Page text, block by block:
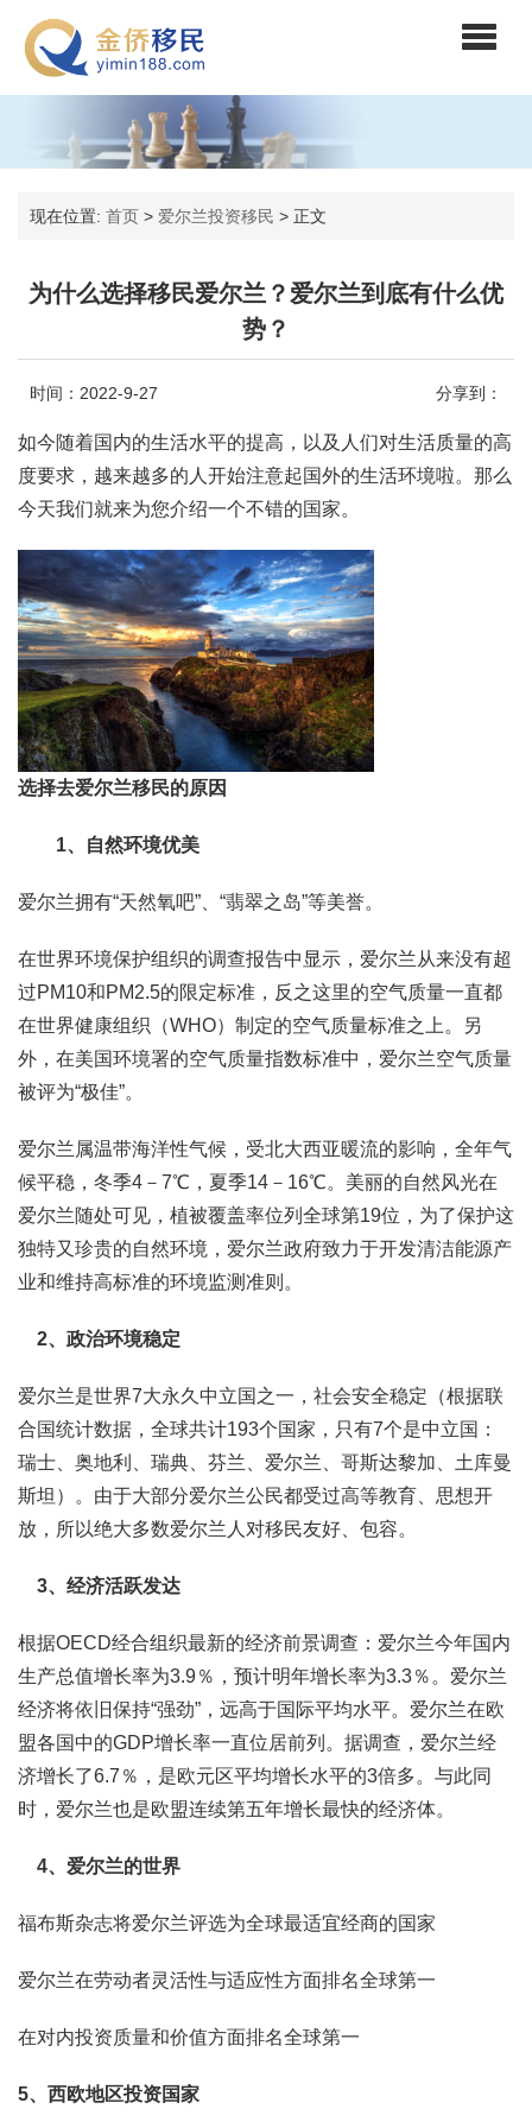
现在位置: 首页 > 爱尔兰投资移民 > 正文
为什么选择移民爱尔兰？爱尔兰到底有什么优
势？
时间：2022-9-27 分享到：
如今随着国内的生活水平的提高，以及人们对生活质量的高
度要求，越来越多的人开始注意起国外的生活环境啦。那么
今天我们就来为您介绍一个不错的国家。
选择去爱尔兰移民的原因
1、自然环境优美
爱尔兰拥有“天然氧吧”、“翡翠之岛”等美誉。
在世界环境保护组织的调查报告中显示，爱尔兰从来没有超
过PM10和PM2.5的限定标准，反之这里的空气质量一直都
在世界健康组织（WHO）制定的空气质量标准之上。另
外，在美国环境署的空气质量指数标准中，爱尔兰空气质量
被评为“极佳”。
爱尔兰属温带海洋性气候，受北大西亚暖流的影响，全年气
候平稳，冬季4－7℃，夏季14－16℃。美丽的自然风光在
爱尔兰随处可见，植被覆盖率位列全球第19位，为了保护这
独特又珍贵的自然环境，爱尔兰政府致力于开发清洁能源产
业和维持高标准的环境监测准则。
2、政治环境稳定
爱尔兰是世界7大永久中立国之一，社会安全稳定（根据联
合国统计数据，全球共计193个国家，只有7个是中立国：
瑞士、奥地利、瑞典、芬兰、爱尔兰、哥斯达黎加、土库曼
斯坦）。由于大部分爱尔兰公民都受过高等教育、思想开
放，所以绝大多数爱尔兰人对移民友好、包容。
3、经济活跃发达
根据OECD经合组织最新的经济前景调查：爱尔兰今年国内
生产总值增长率为3.9％，预计明年增长率为3.3％。爱尔兰
经济将依旧保持“强劲”，远高于国际平均水平。爱尔兰在欧
盟各国中的GDP增长率一直位居前列。据调查，爱尔兰经
济增长了6.7％，是欧元区平均增长水平的3倍多。与此同
时，爱尔兰也是欧盟连续第五年增长最快的经济体。
4、爱尔兰的世界
福布斯杂志将爱尔兰评选为全球最适宜经商的国家
爱尔兰在劳动者灵活性与适应性方面排名全球第一
在对内投资质量和价值方面排名全球第一
5、西欧地区投资国家